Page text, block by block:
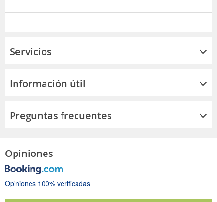
Servicios
Información útil
Preguntas frecuentes
Opiniones
Opiniones 100% verificadas